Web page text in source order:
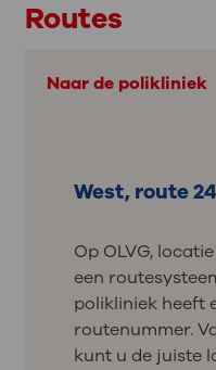
Routes
Naar de polikliniek
West, route 24
Op OLVG,
een
polikliniek heeft
routenummer.
kunt u de juiste